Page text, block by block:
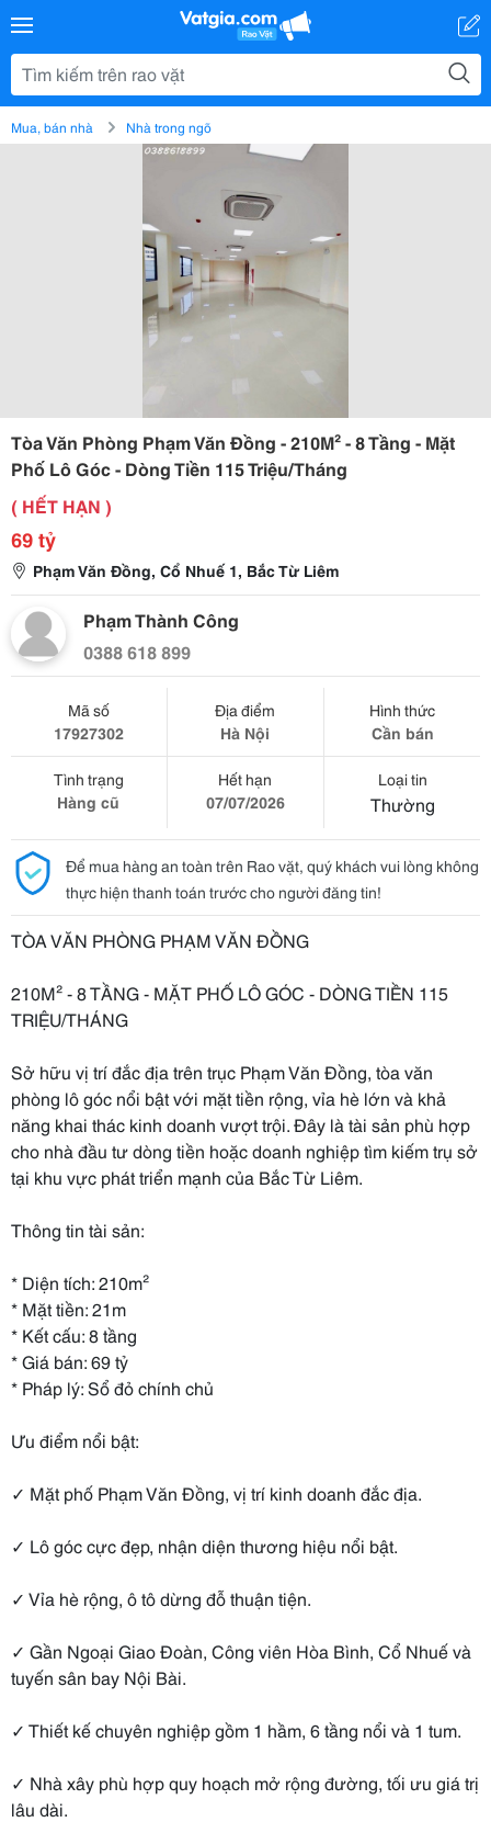
Mua, bán nhà Nhà trong ngõ
Tòa Văn Phòng Phạm Văn Đồng - 210M² - 8 Tầng - Mặt
Phố Lô Góc - Dòng Tiền 115 Triệu/Tháng
( HẾT HẠN )
69 tỷ
Phạm Văn Đồng, Cổ Nhuế 1, Bắc Từ Liêm
Phạm Thành Công
0388 618 899
Mã số
17927302
Địa điểm
Hà Nội
Hình thức
Cần bán
Tình trạng
Hàng cũ
Hết hạn
07/07/2026
Loại tin
Thường
Để mua hàng an toàn trên Rao vặt, quý khách vui lòng không
thực hiện thanh toán trước cho người đăng tin!
TÒA VĂN PHÒNG PHẠM VĂN ĐỒNG
210M² - 8 TẦNG - MẶT PHỐ LÔ GÓC - DÒNG TIỀN 115
TRIỆU/THÁNG
Sở hữu vị trí đắc địa trên trục Phạm Văn Đồng, tòa văn
phòng lô góc nổi bật với mặt tiền rộng, vỉa hè lớn và khả
năng khai thác kinh doanh vượt trội. Đây là tài sản phù hợp
cho nhà đầu tư dòng tiền hoặc doanh nghiệp tìm kiếm trụ sở
tại khu vực phát triển mạnh của Bắc Từ Liêm.
Thông tin tài sản:
* Diện tích: 210m²
* Mặt tiền: 21m
* Kết cấu: 8 tầng
* Giá bán: 69 tỷ
* Pháp lý: Sổ đỏ chính chủ
Ưu điểm nổi bật:
✓ Mặt phố Phạm Văn Đồng, vị trí kinh doanh đắc địa.
✓ Lô góc cực đẹp, nhận diện thương hiệu nổi bật.
✓ Vỉa hè rộng, ô tô dừng đỗ thuận tiện.
✓ Gần Ngoại Giao Đoàn, Công viên Hòa Bình, Cổ Nhuế và
tuyến sân bay Nội Bài.
✓ Thiết kế chuyên nghiệp gồm 1 hầm, 6 tầng nổi và 1 tum.
✓ Nhà xây phù hợp quy hoạch mở rộng đường, tối ưu giá trị
lâu dài.